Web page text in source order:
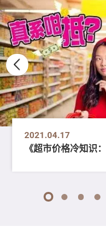
2021.04.17
《超市价格冷知识
1 2 3 4